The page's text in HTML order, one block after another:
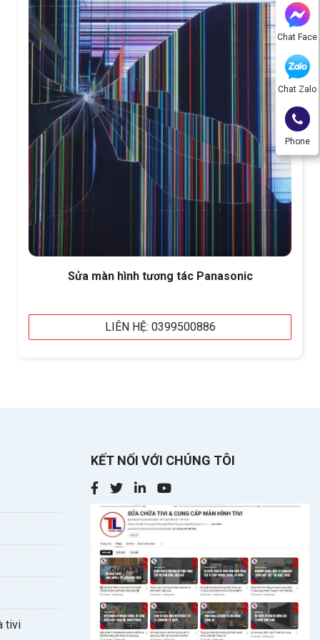
Chat Face
Chat Zalo
Phone
Sửa màn hình tương tác Panasonic
LIÊN HỆ: 0399500886
tivi
KẾT NỐI VỚI CHÚNG TÔI